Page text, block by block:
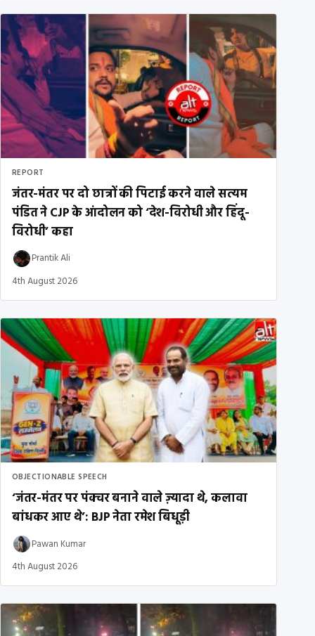
REPORT
जंतर-मंतर पर दो छात्रों की पिटाई करने वाले सत्यम
पंडित ने CJP के आंदोलन को ‘देश-विरोधी और हिंदू-
विरोधी’ कहा
Prantik Ali
4th August 2026
OBJECTIONABLE SPEECH
‘जंतर-मंतर पर पंक्चर बनाने वाले ज़्यादा थे, कलावा
बांधकर आए थे’: BJP नेता रमेश बिधूड़ी
Pawan Kumar
4th August 2026